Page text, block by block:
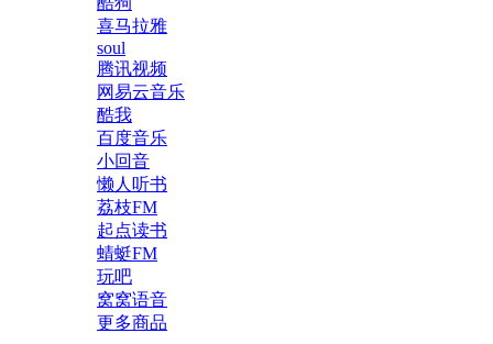
喜马拉雅
soul
腾讯视频
网易云音乐
酷我
百度音乐
小回音
懒人听书
荔枝FM
起点读书
蜻蜓FM
玩吧
窝窝语音
更多商品